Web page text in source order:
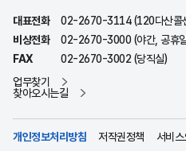
대표전화
02-2670-3114 (120다산콜
비상전화
02-2670-3000 (야간, 공휴
FAX
02-2670-3002 (당직실)
업무찾기
찾아오시는길
개인정보처리방침 저작권정책 서비